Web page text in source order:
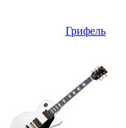
Грифель